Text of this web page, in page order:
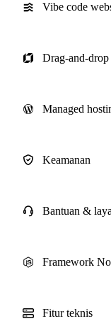
Vibe code
Drag-and-
Managed
Keamanan
Bantuan &
Framework
Fitur teknis